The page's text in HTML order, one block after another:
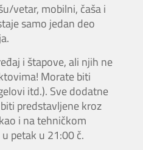
vetar, mobilni, čaša i
samo jedan deo
i štapove, ali njih ne
Morate biti
itd.). Sve dodatne
predstavljene kroz
i na tehničkom
petak u 21:00 č.